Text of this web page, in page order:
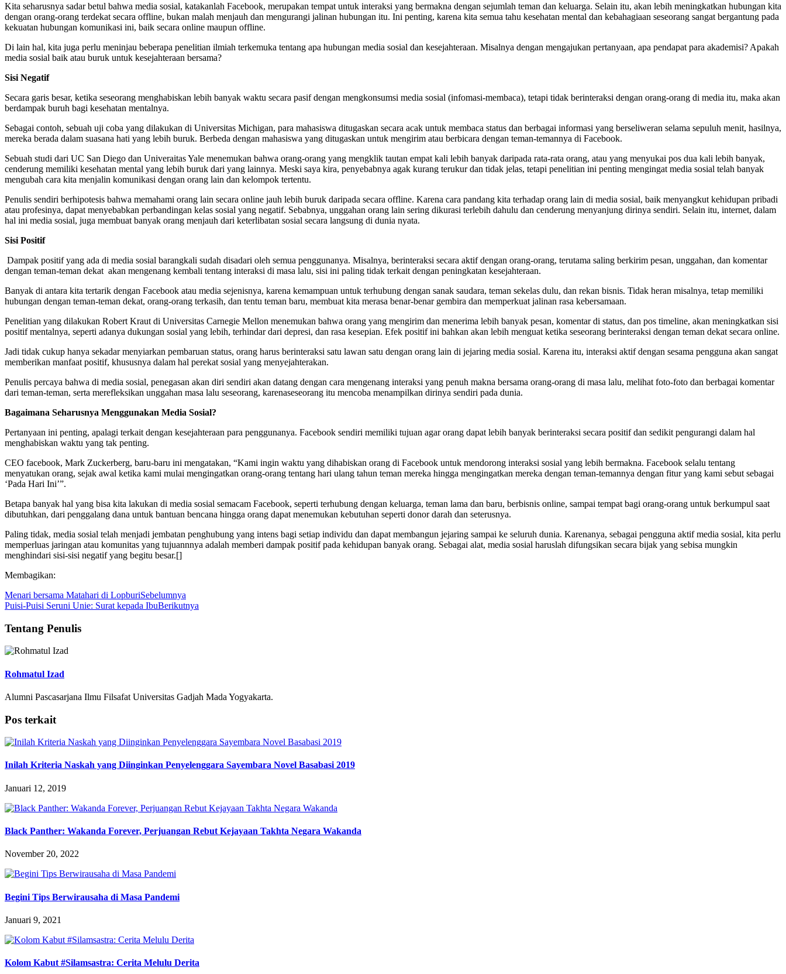
Kita seharusnya sadar betul bahwa media sosial, katakanlah Facebook, merupakan tempat untuk interaksi yang bermakna dengan sejumlah teman dan keluarga. Selain itu, akan lebih meningkatkan hubungan kita
dengan orang-orang terdekat secara offline, bukan malah menjauh dan mengurangi jalinan hubungan itu. Ini penting, karena kita semua tahu kesehatan mental dan kebahagiaan seseorang sangat bergantung pada
kekuatan hubungan komunikasi ini, baik secara online maupun offline.
Di lain hal, kita juga perlu meninjau beberapa penelitian ilmiah terkemuka tentang apa hubungan media sosial dan kesejahteraan. Misalnya dengan mengajukan pertanyaan, apa pendapat para akademisi? Apakah
media sosial baik atau buruk untuk kesejahteraan bersama?
Sisi Negatif
Secara garis besar, ketika seseorang menghabiskan lebih banyak waktu secara pasif dengan mengkonsumsi media sosial (infomasi-membaca), tetapi tidak berinteraksi dengan orang-orang di media itu, maka akan
berdampak buruh bagi kesehatan mentalnya.
Sebagai contoh, sebuah uji coba yang dilakukan di Universitas Michigan, para mahasiswa ditugaskan secara acak untuk membaca status dan berbagai informasi yang berseliweran selama sepuluh menit, hasilnya,
mereka berada dalam suasana hati yang lebih buruk. Berbeda dengan mahasiswa yang ditugaskan untuk mengirim atau berbicara dengan teman-temannya di Facebook.
Sebuah studi dari UC San Diego dan Univeraitas Yale menemukan bahwa orang-orang yang mengklik tautan empat kali lebih banyak daripada rata-rata orang, atau yang menyukai pos dua kali lebih banyak,
cenderung memiliki kesehatan mental yang lebih buruk dari yang lainnya. Meski saya kira, penyebabnya agak kurang terukur dan tidak jelas, tetapi penelitian ini penting mengingat media sosial telah banyak
mengubah cara kita menjalin komunikasi dengan orang lain dan kelompok tertentu.
Penulis sendiri berhipotesis bahwa memahami orang lain secara online jauh lebih buruk daripada secara offline. Karena cara pandang kita terhadap orang lain di media sosial, baik menyangkut kehidupan pribadi
atau profesinya, dapat menyebabkan perbandingan kelas sosial yang negatif. Sebabnya, unggahan orang lain sering dikurasi terlebih dahulu dan cenderung menyanjung dirinya sendiri. Selain itu, internet, dalam
hal ini media sosial, juga membuat banyak orang menjauh dari keterlibatan sosial secara langsung di dunia nyata.
Sisi Positif
Dampak positif yang ada di media sosial barangkali sudah disadari oleh semua penggunanya. Misalnya, berinteraksi secara aktif dengan orang-orang, terutama saling berkirim pesan, unggahan, dan komentar
dengan teman-teman dekat akan mengenang kembali tentang interaksi di masa lalu, sisi ini paling tidak terkait dengan peningkatan kesejahteraan.
Banyak di antara kita tertarik dengan Facebook atau media sejenisnya, karena kemampuan untuk terhubung dengan sanak saudara, teman sekelas dulu, dan rekan bisnis. Tidak heran misalnya, tetap memiliki
hubungan dengan teman-teman dekat, orang-orang terkasih, dan tentu teman baru, membuat kita merasa benar-benar gembira dan memperkuat jalinan rasa kebersamaan.
Penelitian yang dilakukan Robert Kraut di Universitas Carnegie Mellon menemukan bahwa orang yang mengirim dan menerima lebih banyak pesan, komentar di status, dan pos timeline, akan meningkatkan sisi
positif mentalnya, seperti adanya dukungan sosial yang lebih, terhindar dari depresi, dan rasa kesepian. Efek positif ini bahkan akan lebih menguat ketika seseorang berinteraksi dengan teman dekat secara online.
Jadi tidak cukup hanya sekadar menyiarkan pembaruan status, orang harus berinteraksi satu lawan satu dengan orang lain di jejaring media sosial. Karena itu, interaksi aktif dengan sesama pengguna akan sangat
memberikan manfaat positif, khususnya dalam hal perekat sosial yang menyejahterakan.
Penulis percaya bahwa di media sosial, penegasan akan diri sendiri akan datang dengan cara mengenang interaksi yang penuh makna bersama orang-orang di masa lalu, melihat foto-foto dan berbagai komentar
dari teman-teman, serta merefleksikan unggahan masa lalu seseorang, karenaseseorang itu mencoba menampilkan dirinya sendiri pada dunia.
Bagaimana Seharusnya Menggunakan Media Sosial?
Pertanyaan ini penting, apalagi terkait dengan kesejahteraan para penggunanya. Facebook sendiri memiliki tujuan agar orang dapat lebih banyak berinteraksi secara positif dan sedikit pengurangi dalam hal
menghabiskan waktu yang tak penting.
CEO facebook, Mark Zuckerberg, baru-baru ini mengatakan, “Kami ingin waktu yang dihabiskan orang di Facebook untuk mendorong interaksi sosial yang lebih bermakna. Facebook selalu tentang
menyatukan orang, sejak awal ketika kami mulai mengingatkan orang-orang tentang hari ulang tahun teman mereka hingga mengingatkan mereka dengan teman-temannya dengan fitur yang kami sebut sebagai
‘Pada Hari Ini’”.
Betapa banyak hal yang bisa kita lakukan di media sosial semacam Facebook, seperti terhubung dengan keluarga, teman lama dan baru, berbisnis online, sampai tempat bagi orang-orang untuk berkumpul saat
dibutuhkan, dari penggalang dana untuk bantuan bencana hingga orang dapat menemukan kebutuhan seperti donor darah dan seterusnya.
Paling tidak, media sosial telah menjadi jembatan penghubung yang intens bagi setiap individu dan dapat membangun jejaring sampai ke seluruh dunia. Karenanya, sebagai pengguna aktif media sosial, kita perlu
memperluas jaringan atau komunitas yang tujuannnya adalah memberi dampak positif pada kehidupan banyak orang. Sebagai alat, media sosial haruslah difungsikan secara bijak yang sebisa mungkin
menghindari sisi-sisi negatif yang begitu besar.[]
Membagikan:
Menari bersama Matahari di LopburiSebelumnya
Puisi-Puisi Seruni Unie: Surat kepada IbuBerikutnya
Tentang Penulis
Rohmatul Izad
Alumni Pascasarjana Ilmu Filsafat Universitas Gadjah Mada Yogyakarta.
Pos terkait
Inilah Kriteria Naskah yang Diinginkan Penyelenggara Sayembara Novel Basabasi 2019
Januari 12, 2019
Black Panther: Wakanda Forever, Perjuangan Rebut Kejayaan Takhta Negara Wakanda
November 20, 2022
Begini Tips Berwirausaha di Masa Pandemi
Januari 9, 2021
Kolom Kabut #Silamsastra: Cerita Melulu Derita